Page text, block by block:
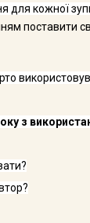
для кожної
поставити
з